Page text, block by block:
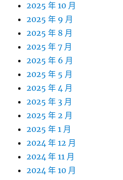
2025 年 10 月
2025 年 9 月
2025 年 8 月
2025 年 7 月
2025 年 6 月
2025 年 5 月
2025 年 4 月
2025 年 3 月
2025 年 2 月
2025 年 1 月
2024 年 12 月
2024 年 11 月
2024 年 10 月